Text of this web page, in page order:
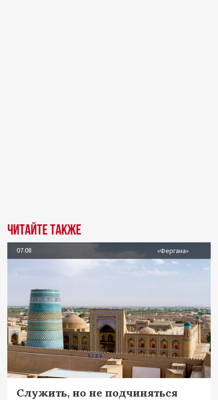
Читайте также
07.08 «Фергана»
Служить, но не подчиняться